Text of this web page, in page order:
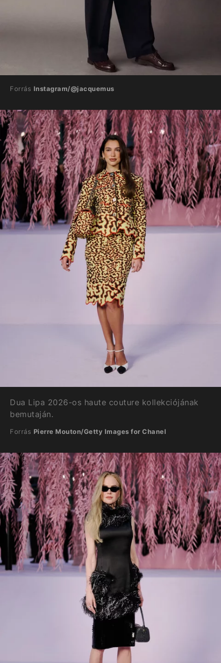
Forrás Instagram/@jacquemus
Dua Lipa 2026-os haute couture kollekciójának
bemutaján.
Forrás Pierre Mouton/Getty Images for Chanel